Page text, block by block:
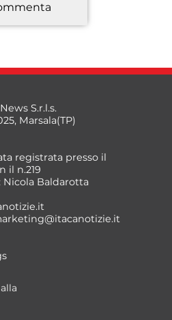
*
S.r.l.s.
Marsala(TP)
registrata presso il
il n.219
Baldarotta